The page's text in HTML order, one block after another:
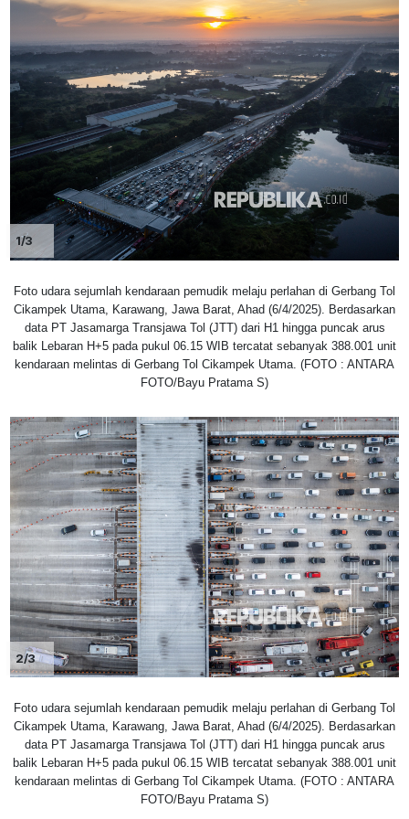
1/3
Foto udara sejumlah kendaraan pemudik melaju perlahan di Gerbang Tol
Cikampek Utama, Karawang, Jawa Barat, Ahad (6/4/2025). Berdasarkan
data PT Jasamarga Transjawa Tol (JTT) dari H1 hingga puncak arus
balik Lebaran H+5 pada pukul 06.15 WIB tercatat sebanyak 388.001 unit
kendaraan melintas di Gerbang Tol Cikampek Utama. (FOTO : ANTARA
FOTO/Bayu Pratama S)
2/3
Foto udara sejumlah kendaraan pemudik melaju perlahan di Gerbang Tol
Cikampek Utama, Karawang, Jawa Barat, Ahad (6/4/2025). Berdasarkan
data PT Jasamarga Transjawa Tol (JTT) dari H1 hingga puncak arus
balik Lebaran H+5 pada pukul 06.15 WIB tercatat sebanyak 388.001 unit
kendaraan melintas di Gerbang Tol Cikampek Utama. (FOTO : ANTARA
FOTO/Bayu Pratama S)